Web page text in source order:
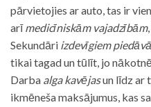
pārvietojies ar auto, tas ir
arīmedicīniskām vajadzībām
Sekundāri izdevīgiem
tikai tagad un tūlīt, jo
Darba alga kavējasun līdz ar
ikmēneša maksājumus, kas